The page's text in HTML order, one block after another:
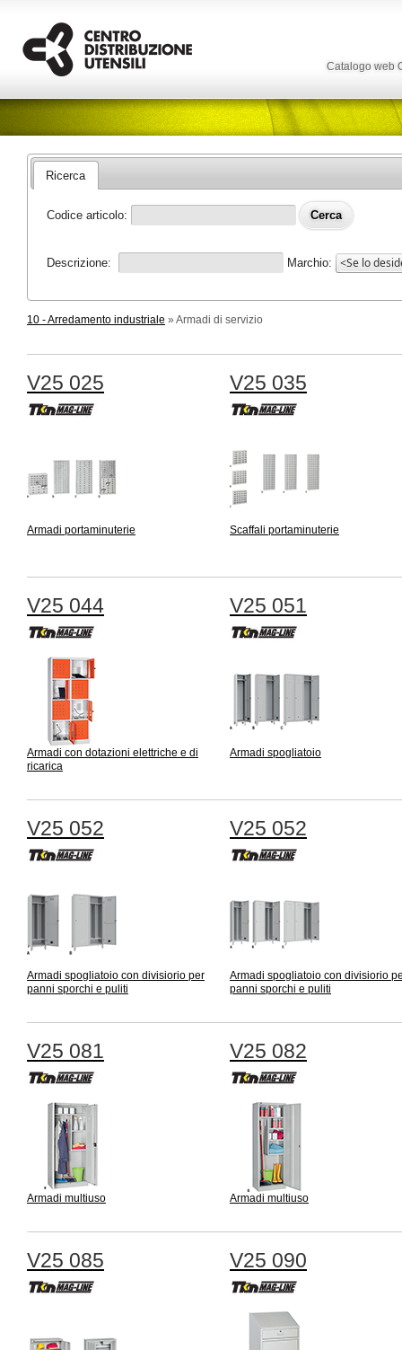
Catalogo web
Ricerca
Codice articolo:
Descrizione: Marchio:
10 - Arredamento industriale » Armadi di servizio
V25 025
Armadi portaminuterie
V25 035
Scaffali portaminuterie
V25 044
Armadi con dotazioni elettriche e di
ricarica
V25 051
Armadi spogliatoio
V25 052
Armadi spogliatoio con divisiorio per
panni sporchi e puliti
V25 052
Armadi spogliatoio con divisiorio
panni sporchi e puliti
V25 081
Armadi multiuso
V25 082
Armadi multiuso
V25 085 V25 090